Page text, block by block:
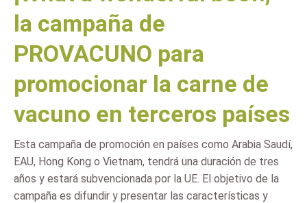
la campaña de
PROVACUNO para
promocionar la carne de
vacuno en terceros países
Esta campaña de promoción en países como Arabia Saudí,
EAU, Hong Kong o Vietnam, tendrá una duración de tres
años y estará subvencionada por la UE. El objetivo de la
campaña es difundir y presentar las características y